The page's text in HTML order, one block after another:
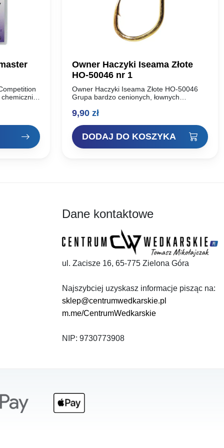
Owner Haczyki Iseama Złote
HO-50046 nr 1
Owner Haczyki Iseama Złote HO-50046
Grupa bardzo cenionych, łownych
Większe rozmiary polecamy do łowienia
9,90 zł
DODAJ DO KOSZYKA
Dane kontaktowe
ul. Zacisze 16, 65-775 Zielona Góra
Najszybciej uzyskasz informacje pisząc na:
sklep@centrumwedkarskie.pl
m.me/CentrumWedkarskie
NIP: 9730773908